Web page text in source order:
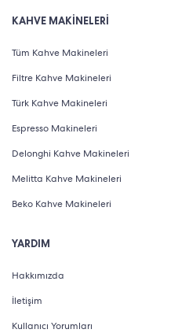
KAHVE MAKİNELERİ
Tüm Kahve Makineleri
Filtre Kahve Makineleri
Türk Kahve Makineleri
Espresso Makineleri
Delonghi Kahve Makineleri
Melitta Kahve Makineleri
Beko Kahve Makineleri
YARDIM
Hakkımızda
İletişim
Kullanıcı Yorumları